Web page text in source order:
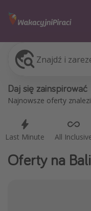
Znajdź i
Daj się zainspirować
Najnowsze oferty
Last Minute All
Last Minute
Loty
Wakacje
Oferty na Bali